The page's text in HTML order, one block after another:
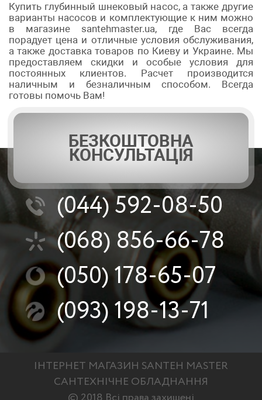
Купить глубинный шнековый насос, а также другие
варианты насосов и комплектующие к ним можно
в магазине santehmaster.ua, где Вас всегда
порадует цена и отличные условия обслуживания,
а также доставка товаров по Киеву и Украине. Мы
предоставляем скидки и особые условия для
постоянных клиентов. Расчет производится
наличным и безналичным способом. Всегда
готовы помочь Вам!
БЕЗКОШТОВНА
КОНСУЛЬТАЦІЯ
(044)592-08-50
(068) 856-66-78
(050)178-65-07
(093)198-13-71
ІНТЕРНЕТ МАГАЗИН SANTEH MASTER
САНТЕХНІЧНЕ ОБЛАДНАННЯ